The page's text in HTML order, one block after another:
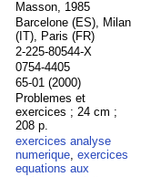
Masson, 1985
Barcelone (ES), Milan
(IT), Paris (FR)
2-225-80544-X
0754-4405
65-01 (2000)
Problemes et
exercices ; 24 cm ;
208 p.
exercices analyse
numerique,exercices
equations aux